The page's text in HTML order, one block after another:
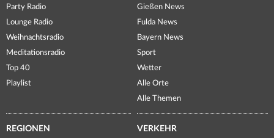
Party Radio
Lounge Radio
Weihnachtsradio
Meditationsradio
Top 40
Playlist
Gießen News
Fulda News
Bayern News
Sport
Wetter
Alle Orte
Alle Themen
REGIONEN VERKEHR